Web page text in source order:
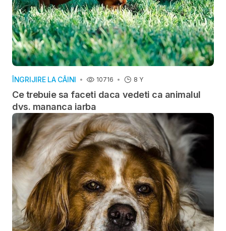
ÎNGRIJIRE LA CÂINI 10716 8 Y
Ce trebuie sa faceti daca vedeti ca animalul
dvs. mananca iarba